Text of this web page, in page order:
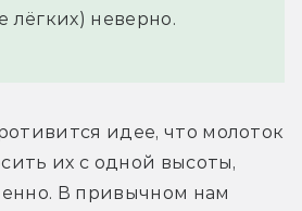
лёгких) неверно.
идее, что молоток
их с одной высоты,
В привычном нам